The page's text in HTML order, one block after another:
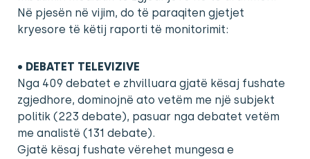
Në pjesën në vijim, do të paraqiten gjetjet
kryesore të këtij raporti të monitorimit:
• DEBATET TELEVIZIVE
Nga 409 debatet e zhvilluara gjatë kësaj fushate
zgjedhore, dominojnë ato vetëm me një subjekt
politik (223 debate), pasuar nga debatet vetëm
me analistë (131 debate).
Gjatë kësaj fushate vërehet mungesa e